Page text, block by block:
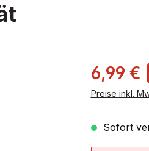
6,99 €
Preise inkl.
Sofort